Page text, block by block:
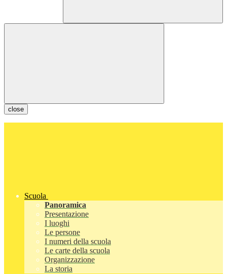
close
Scuola
Panoramica
Presentazione
I luoghi
Le persone
I numeri della scuola
Le carte della scuola
Organizzazione
La storia